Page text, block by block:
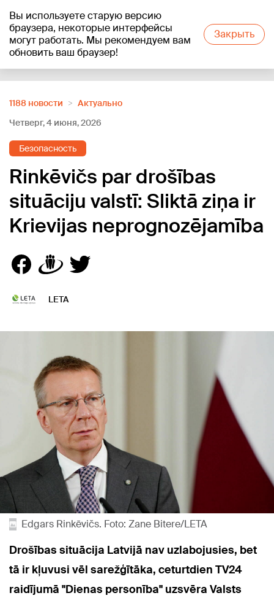
Вы используете старую версию
браузера, некоторые интерфейсы
могут работать. Мы рекомендуем вам
обновить ваш браузер!
Закрыть
+23°C
1188 новости
Актуально
Четверг, 4 июня, 2026
Безопасность
Rinkēvičs par drošības
situāciju valstī: Sliktā ziņa ir
Krievijas neprognozējamība
LETA
Edgars Rinkēvičs. Foto: Zane Bitere/LETA
Drošības situācija Latvijā nav uzlabojusies, bet
tā ir kļuvusi vēl sarežģītāka, ceturtdien TV24
raidījumā "Dienas personība" uzsvēra Valsts